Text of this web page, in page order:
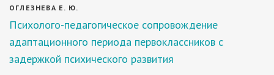
ОГЛЕЗНЕВА Е. Ю.
Психолого-педагогическое сопровождение
адаптационного периода первоклассников с
задержкой психического развития